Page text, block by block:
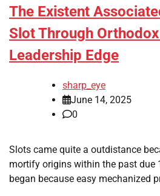
The Existent
Slot Through
Leadership Edge
sharp_eye
June 14, 2025
0
Slots came quite a outdistance
mortify origins within the past due
began because easy mechanized